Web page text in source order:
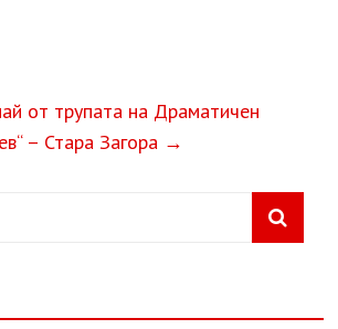
от трупата на Драматичен
– Стара Загора →